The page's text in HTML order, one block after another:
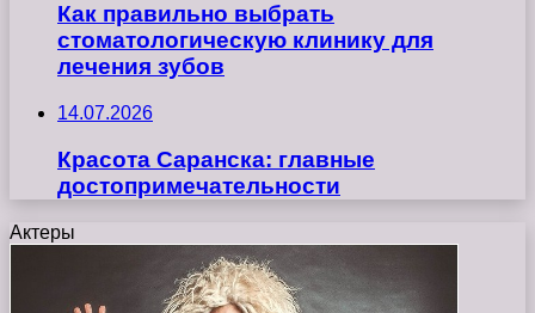
Как правильно выбрать
стоматологическую клинику для
лечения зубов
14.07.2026
Красота Саранска: главные
достопримечательности
Актеры